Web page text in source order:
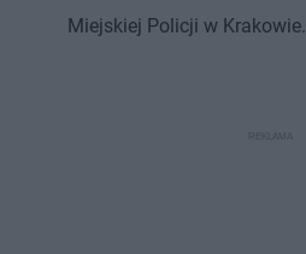
Miejskiej Policji w Krakowie.